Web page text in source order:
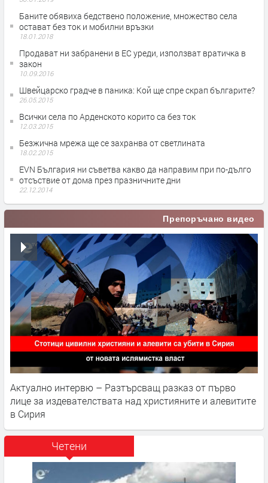
Баните обявиха бедствено положение, множество села
остават без ток и мобилни връзки
18.01.2018
Продават ни забранени в ЕС уреди, използват вратичка в
закон
10.09.2016
Швейцарско градче в паника: Кой ще спре скрап българите?
26.05.2015
Всички села по Арденското корито са без ток
12.03.2015
Безжична мрежа ще се захранва от светлината
18.02.2015
EVN България ни съветва какво да направим при по-дълго
отсъствие от дома през празничните дни
22.12.2014
Препоръчано видео
Актуално интервю – Разтърсващ разказ от първо
лице за издевателствата над християните и алевитите
в Сирия
Четени